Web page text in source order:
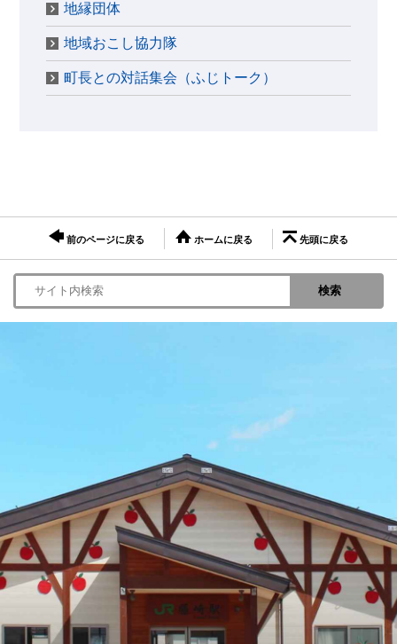
地縁団体
地域おこし協力隊
町長との対話集会（ふじトーク）
前のページに戻る ホームに戻る 先頭に戻る